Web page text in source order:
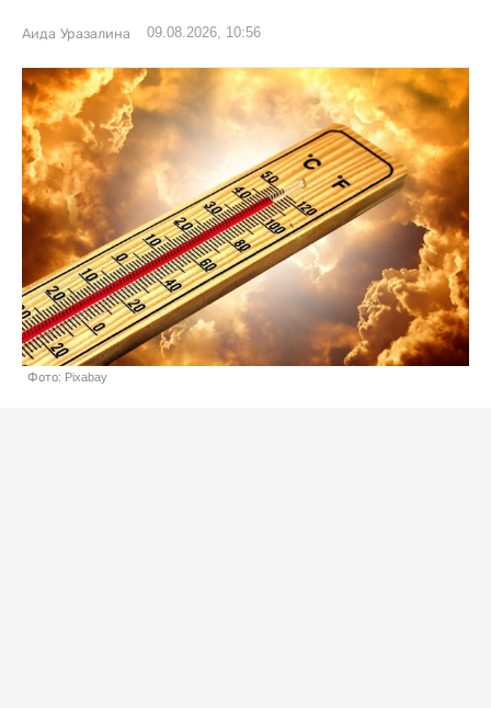
Аида Уразалина 09.08.2026, 10:56
Фото: Pixabay